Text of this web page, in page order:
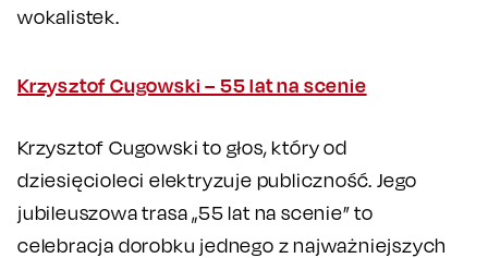
wokalistek.
Krzysztof Cugowski – 55 lat na scenie
Krzysztof Cugowski to głos, który od
dziesięcioleci elektryzuje publiczność. Jego
jubileuszowa trasa „55 lat na scenie” to
celebracja dorobku jednego z najważniejszych